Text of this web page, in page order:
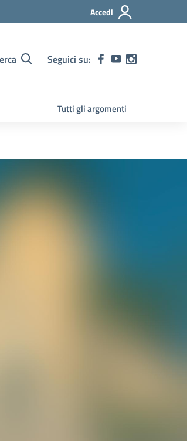
Accedi
Seguici su:
Tutti gli argomenti